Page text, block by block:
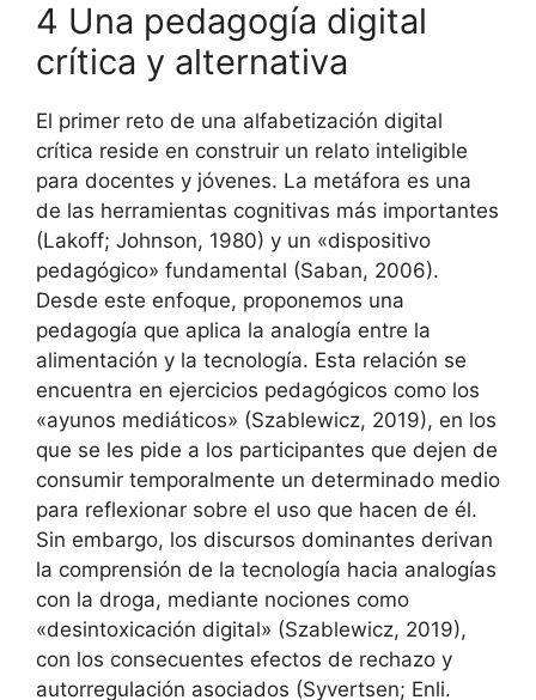
4 Una pedagogía digital
crítica y alternativa
El primer reto de una alfabetización digital
crítica reside en construir un relato inteligible
para docentes y jóvenes. La metáfora es una
de las herramientas cognitivas más importantes
(Lakoff; Johnson, 1980) y un «dispositivo
pedagógico» fundamental (Saban, 2006).
Desde este enfoque, proponemos una
pedagogía que aplica la analogía entre la
alimentación y la tecnología. Esta relación se
encuentra en ejercicios pedagógicos como los
«ayunos mediáticos» (Szablewicz, 2019), en los
que se les pide a los participantes que dejen de
consumir temporalmente un determinado medio
para reflexionar sobre el uso que hacen de él.
Sin embargo, los discursos dominantes derivan
la comprensión de la tecnología hacia analogías
con la droga, mediante nociones como
«desintoxicación digital» (Szablewicz, 2019),
con los consecuentes efectos de rechazo y
autorregulación asociados (Syvertsen; Enli.